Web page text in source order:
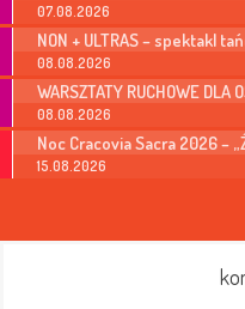
07.08.2026
NON + ULTRAS – spektakl
08.08.2026
WARSZTATY RUCHOWE DLA
08.08.2026
Noc Cracovia Sacra 2026 –
15.08.2026